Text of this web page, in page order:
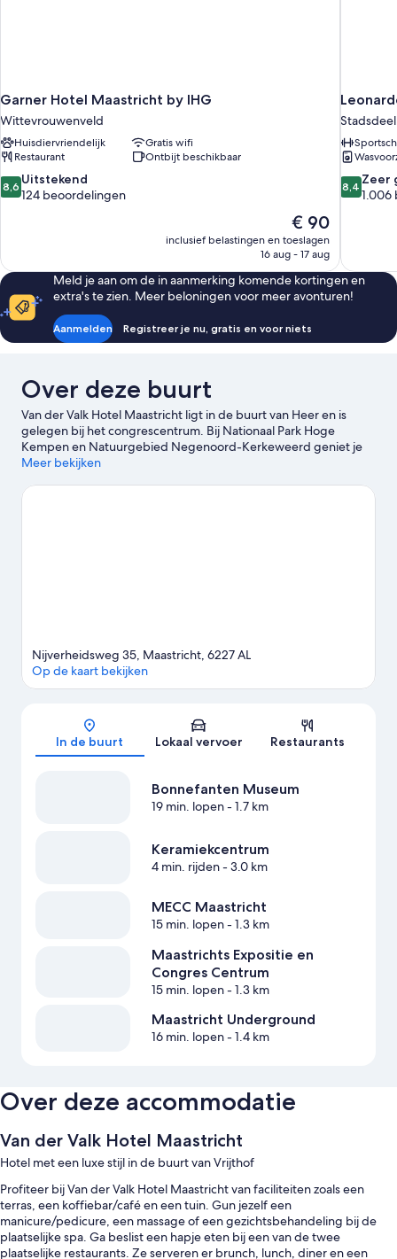
Garner Hotel Maastricht by IHG
Wittevrouwenveld
Huisdiervriendelijk
Gratis wifi
Restaurant
Ontbijt beschikbaar
8.6
van
beoordelingen
8,6 Uitstekend
124 beoordelingen
De
prijs
is
€ 90
inclusief belastingen en toeslagen
16 aug - 17 aug
8.4
van
1.006
8,4 Zeer
1.006
Meld je aan om de in aanmerking komende kortingen en
extra's te zien. Meer beloningen voor meer avonturen!
Aanmelden Registreer je nu, gratis en voor niets
Over deze buurt
Van der Valk Hotel Maastricht ligt in de buurt van Heer en is
gelegen bij het congrescentrum. Bij Nationaal Park Hoge
Kempen en Natuurgebied Negenoord-Kerkeweerd geniet je
van het natuurschoon van de omgeving, terwijl Vrijthof en
zijn. Keramiekcentrum en Natuurhistorisch Museum zijn ook
Meer bekijken
Kaart
Nijverheidsweg 35, Maastricht, 6227 AL
Op de kaart bekijken
In de buurt Lokaal vervoer Restaurants
Bonnefanten Museum
19 min. lopen- 1.7 km
Keramiekcentrum
4 min. rijden- 3.0 km
MECC Maastricht
15 min. lopen- 1.3 km
Maastrichts Expositie en
Congres Centrum
15 min. lopen- 1.3 km
Maastricht Underground
16 min. lopen- 1.4 km
Over deze accommodatie
Van der Valk Hotel Maastricht
Hotel met een luxe stijl in de buurt van Vrijthof
Profiteer bij Van der Valk Hotel Maastricht van faciliteiten zoals een
terras, een koffiebar/café en een tuin. Gun jezelf een
manicure/pedicure, een massage of een gezichtsbehandeling bij de
plaatselijke spa. Ga beslist een hapje eten bij een van de twee
plaatselijke restaurants. Ze serveren er brunch, lunch, diner en een